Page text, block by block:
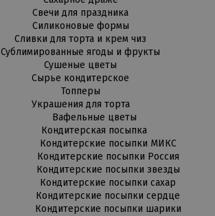
Свечи для праздника
Силиконовые формы
Сливки для торта и крем чиз
Сублимированные ягоды и фрукты
Сушеные цветы
Сырье кондитерское
Топперы
Украшения для торта
Вафельные цветы
Кондитерская посыпка
Кондитерские посыпки МИКС
Кондитерские посыпки Россия
Кондитерские посыпки звезды
Кондитерские посыпки сахар
Кондитерские посыпки сердце
Кондитерские посыпки шарики